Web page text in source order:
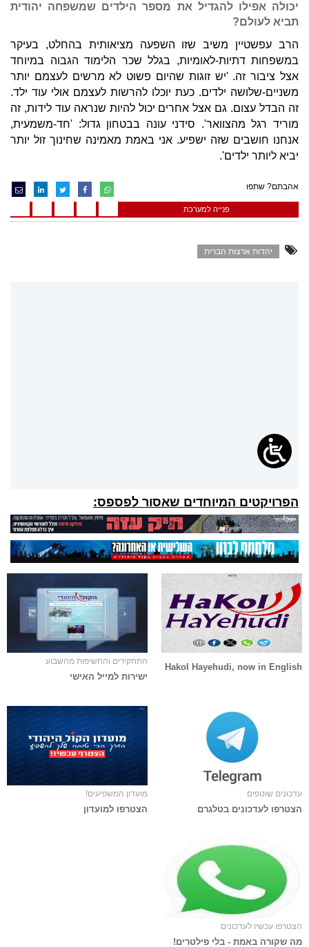
יכולה אפילו להגדיל את מספר הילדים שמשפחה יהודית
תביא לעולם?
הרב עפשטיין משיב שזו השפעה מציאותית בהחלט, בעיקר
במשפחות דתיות-לאומיות, בגלל שכר הלימוד הגבוה במיוחד
אצל ציבור זה. 'יש זוגות שהיום פשוט לא מרשים לעצמם יותר
משניים-שלושה ילדים. כעת יוכלו להרשות לעצמם אולי עוד ילד.
זה הבדל עצום. גם אצל אחרים יכול להיות שנראה עוד לידות, זה
מוריד רגל מהצוואר'. סידני עונה בבטחון גדול: 'חד-משמעית,
אנחנו חושבים שזה ישפיע. אני באמת מאמינה שחינוך זול יותר
יביא ליותר ילדים'.
אהבתם? שתפו
פנייה למערכת
יהדות ארצות הברית
הפרויקטים המיוחדים שאסור לפספס:
Hakol Hayehudi, now in English
התחקירים והחשיפות מהשבוע
ישירות למייל האישי
עדכונים שוטפים
הצטרפו לעדכונים בטלגרם
מועדון המשפיעים!
הצטרפו למועדון
הצטרפו עכשיו לעדכונים
מה שקורה באמת - בלי פילטרים!